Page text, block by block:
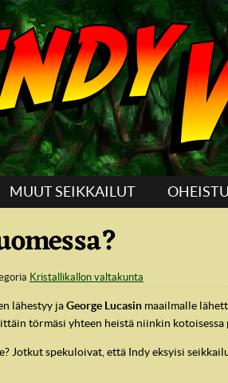
MUUT SEIKKAILUT
Kristallikallon valtakunta
lähestyy jaGeorge Lucasin maailmalle
törmäsi yhteen heistä niinkin kotoisessa
Jotkut spekuloivat, että Indy eksyisi